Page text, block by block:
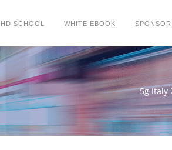
SCHOOL WHITE EBOOK SPONSOR
5g italy